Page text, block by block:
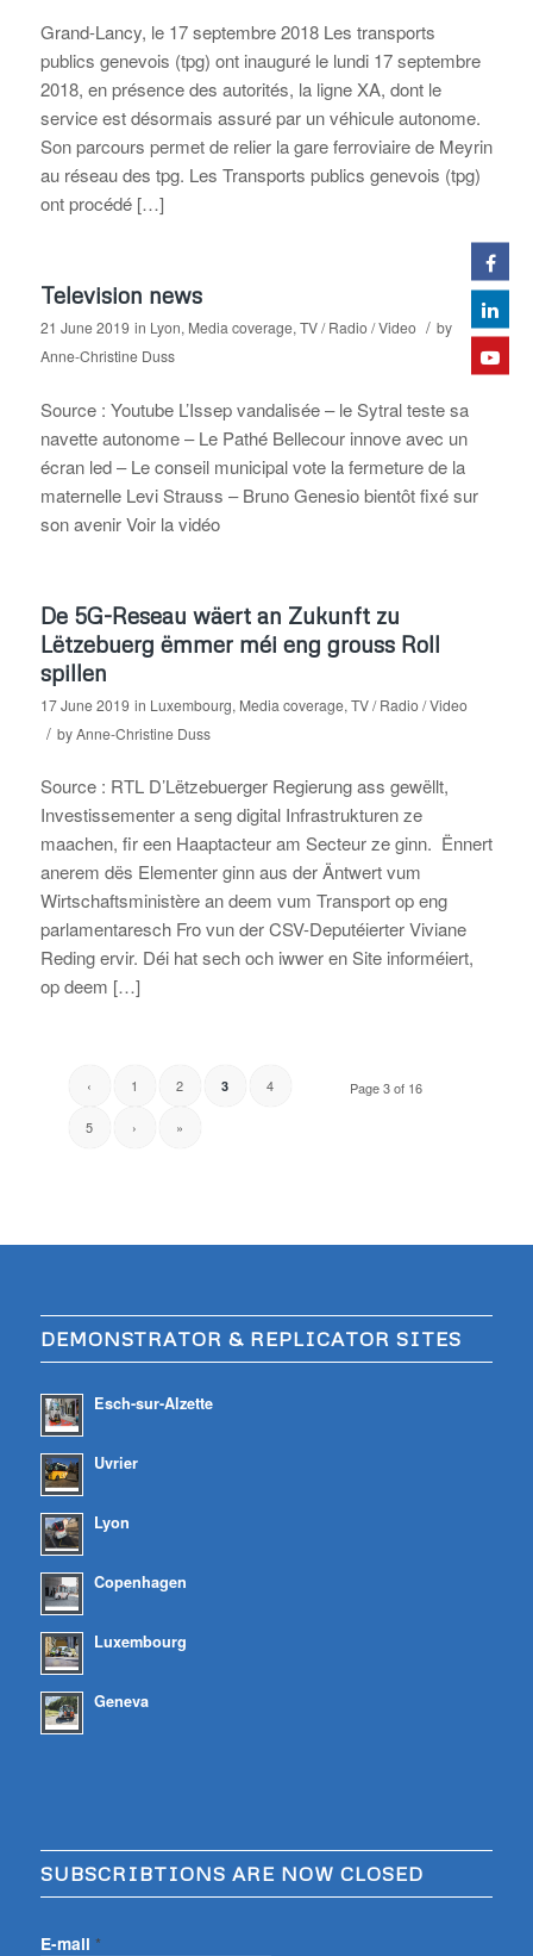
Grand-Lancy, le 17 septembre 2018 Les transports
publics genevois (tpg) ont inauguré le lundi 17 septembre
2018, en présence des autorités, la ligne XA, dont le
service est désormais assuré par un véhicule autonome.
Son parcours permet de relier la gare ferroviaire de Meyrin
au réseau des tpg. Les Transports publics genevois (tpg)
ont procédé […]
Television news
21 June 2019 in Lyon, Media coverage, TV / Radio / Video / by
Anne-Christine Duss
Source : Youtube L’Issep vandalisée – le Sytral teste sa
navette autonome – Le Pathé Bellecour innove avec un
écran led – Le conseil municipal vote la fermeture de la
maternelle Levi Strauss – Bruno Genesio bientôt fixé sur
son avenir Voir la vidéo
De 5G-Reseau wäert an Zukunft zu
Lëtzebuerg ëmmer méi eng grouss Roll
spillen
17 June 2019 in Luxembourg, Media coverage, TV / Radio / Video
/ byAnne-Christine Duss
Source : RTL D’Lëtzebuerger Regierung ass gewëllt,
Investissementer a seng digital Infrastrukturen ze
maachen, fir een Haaptacteur am Secteur ze ginn. Ënnert
anerem dës Elementer ginn aus der Äntwert vum
Wirtschaftsministère an deem vum Transport op eng
parlamentaresch Fro vun der CSV-Deputéierter Viviane
Reding ervir. Déi hat sech och iwwer en Site informéiert,
op deem […]
Page 3 of 16
‹ 1 2 3 4
5 › »
DEMONSTRATOR & REPLICATOR SITES
Esch-sur-Alzette
Uvrier
Lyon
Copenhagen
Luxembourg
Geneva
SUBSCRIBTIONS ARE NOW CLOSED
E-mail *